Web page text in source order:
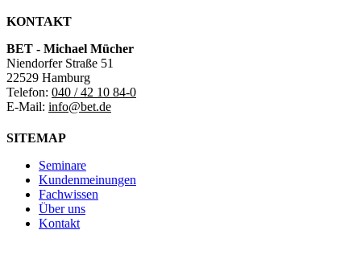
KONTAKT
BET - Michael Mücher
Niendorfer Straße 51
22529 Hamburg
Telefon: 040 / 42 10 84-0
E-Mail: info@bet.de
SITEMAP
Seminare
Kundenmeinungen
Fachwissen
Über uns
Kontakt